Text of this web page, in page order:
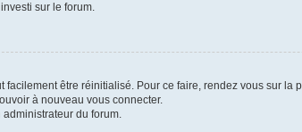
sur le forum.
être réinitialisé. Pour ce faire, rendez vous sur la
à nouveau vous connecter.
du forum.